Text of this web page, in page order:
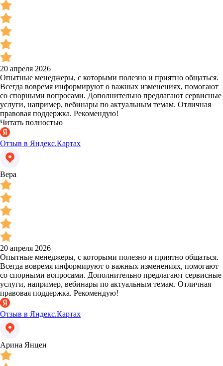
20 апреля 2026
Опытные менеджеры, с которыми полезно и приятно общаться.
Всегда вовремя информируют о важных изменениях, помогают
со спорными вопросами. Дополнительно предлагают сервисные
услуги, например, вебинары по актуальным темам. Отличная
правовая поддержка. Рекомендую!
Читать полностью
Отзыв в Яндекс.Картах
Вера
20 апреля 2026
Опытные менеджеры, с которыми полезно и приятно общаться.
Всегда вовремя информируют о важных изменениях, помогают
со спорными вопросами. Дополнительно предлагают сервисные
услуги, например, вебинары по актуальным темам. Отличная
правовая поддержка. Рекомендую!
Отзыв в Яндекс.Картах
Арина Янцен